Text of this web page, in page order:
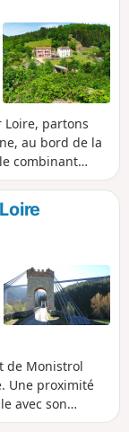
Loire, partons
au bord de la
combinant
et le Circuit de
de Loire-
de l'ancienne
à mi-parcours
enfants et
de Monistrol
Une proximité
avec son